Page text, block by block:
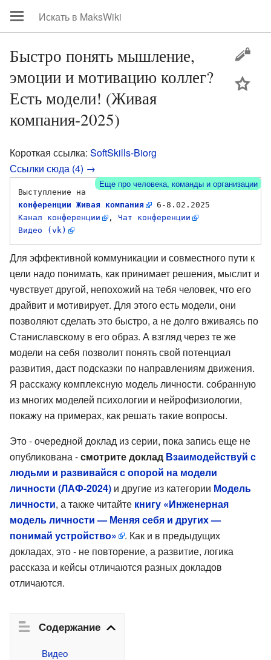
Быстро понять мышление,
эмоции и мотивацию коллег?
Есть модели! (Живая
компания-2025)
Короткая ссылка: SoftSkills-Biorg
Ссылки сюда (4) →
Еще про человека, команды и организации
конференции Живая компания
Канал конференции
, Чат конференции
Видео (vk)
Для эффективной коммуникации и совместного пути к
цели надо понимать, как принимает решения, мыслит и
чувствует другой, непохожий на тебя человек, что его
драйвит и мотивирует. Для этого есть модели, они
позволяют сделать это быстро, а не долго вживаясь по
Станиславскому в его образ. А взгляд через те же
модели на себя позволит понять свой потенциал
развития, даст подсказки по направлениям движения.
Я расскажу комплексную модель личности. собранную
из многих моделей психологии и нейрофизиологии,
покажу на примерах, как решать такие вопросы.
Это - очередной доклад из серии, пока запись еще не
опубликована -смотрите доклад Взаимодействуй с
людьми и развивайся с опорой на модели
личности (ЛАФ-2024) и другие из категории Модель
личности, а также читайте книгу «Инженерная
модель личности — Меняя себя и других —
понимай устройство»
. Как и в предыдущих
докладах, это - не повторение, а развитие, логика
рассказа и кейсы отличаются разных докладов
отличаются.
Содержание
Видео